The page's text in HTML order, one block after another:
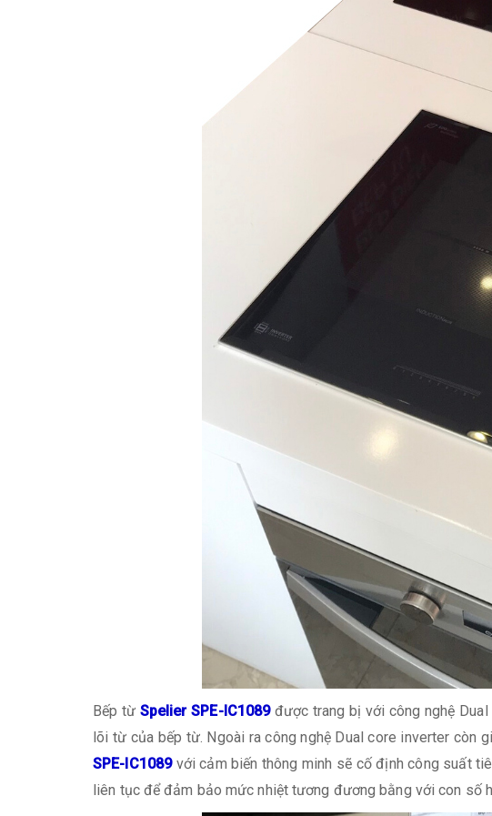
Bếp từ Spelier SPE-IC1089 được trang bị với công nghệ
lõi từ của bếp từ. Ngoài ra công nghệ Dual core inverter
SPE-IC1089với cảm biến thông minh sẽ cố định công suất
liên tục để đảm bảo mức nhiệt tương đương bằng với con số